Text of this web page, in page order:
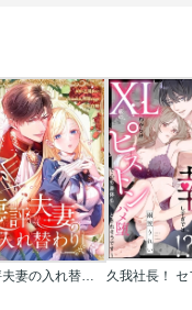
悪評夫妻の入れ替わり【タテヨミ】【フルカラー】